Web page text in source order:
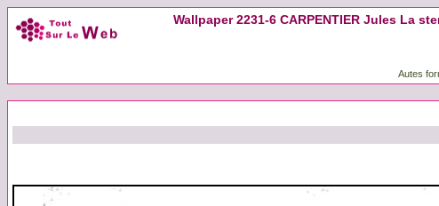
Wallpaper 2231-6 CARPENTIER Jules La
Autes